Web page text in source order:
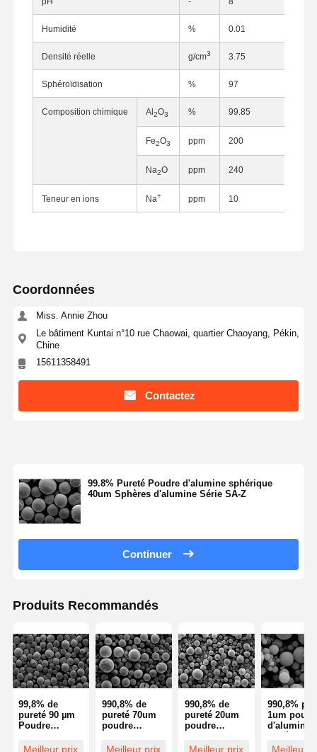
Produits
A Propos De
Contrôle De
La Qualité
Contact
Demande De
Soumission
Microsphères de silice monodispersées
Cosmétiques Microsphères de Silice
Poudre de silice fondue
Poudre de nano-silice
poudre sphérique d'alumine
Humidité % 0.01
Densité réelle g/cm3 3.75
Sphéroïdisation % 97
Composition chimique Al2O3 % 99.85
Fe2O3 ppm 200
Na2O ppm 240
Teneur en ions Na+ ppm 10
Coordonnées
Miss. Annie Zhou
Le bâtiment Kuntai n°10 rue Chaowai, quartier Chaoyang, Pékin,
Chine
15611358491
Contactez
99.8% Pureté Poudre d'alumine sphérique
40um Sphères d'alumine Série SA-Z
Continuer
Produits Recommandés
99,8% de
pureté 90 µm
Poudre
sphérique
Meilleur prix
990,8% de
pureté 70um
poudre
sphérique
Meilleur prix
990,8% de
pureté 20um
poudre
sphérique
Meilleur prix
990,8%
1um
Meilleur